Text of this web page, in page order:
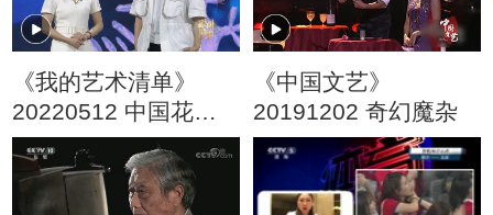
《我的艺术清单》
20220512 中国花样
滑冰双人滑运动员 北
京冬奥会花样滑冰双
人滑金牌获得者 隋文
《中国文艺》
20191202 奇幻魔杂